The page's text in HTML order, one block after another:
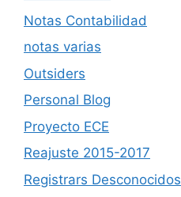
Notas Contabilidad
notas varias
Outsiders
Personal Blog
Proyecto ECE
Reajuste 2015-2017
Registrars Desconocidos